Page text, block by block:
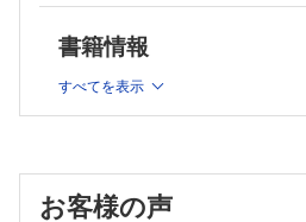
実践！ 画像診断Q&A―このサイン
臨床検査専門医がコッソリ教える…
書籍情報
すべてを表示
お客様の声